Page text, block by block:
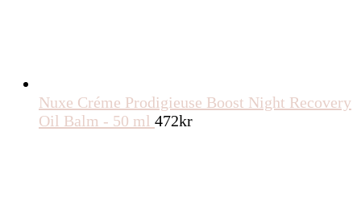
Nuxe Créme Prodigieuse Boost Night Recovery
Oil Balm - 50 ml 472kr